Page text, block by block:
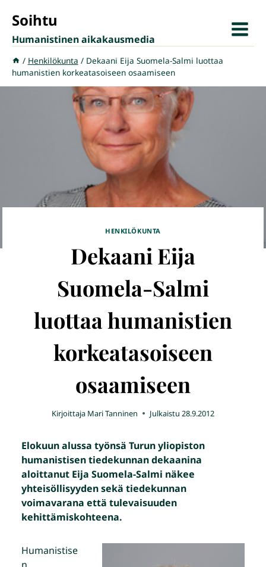
sisältöön
Soihtu
Humanistinen aikakausmedia
/ Henkilökunta / Dekaani Eija Suomela-Salmi luottaa
humanistien korkeatasoiseen osaamiseen
HENKILÖKUNTA
Dekaani Eija
Suomela-Salmi
luottaa humanistien
korkeatasoiseen
osaamiseen
Kirjoittaja Mari Tanninen Julkaistu 28.9.2012
Elokuun alussa työnsä Turun yliopiston
humanistisen tiedekunnan dekaanina
aloittanut Eija Suomela-Salmi näkee
yhteisöllisyyden sekä tiedekunnan
voimavarana että tulevaisuuden
kehittämiskohteena.
Humanistise